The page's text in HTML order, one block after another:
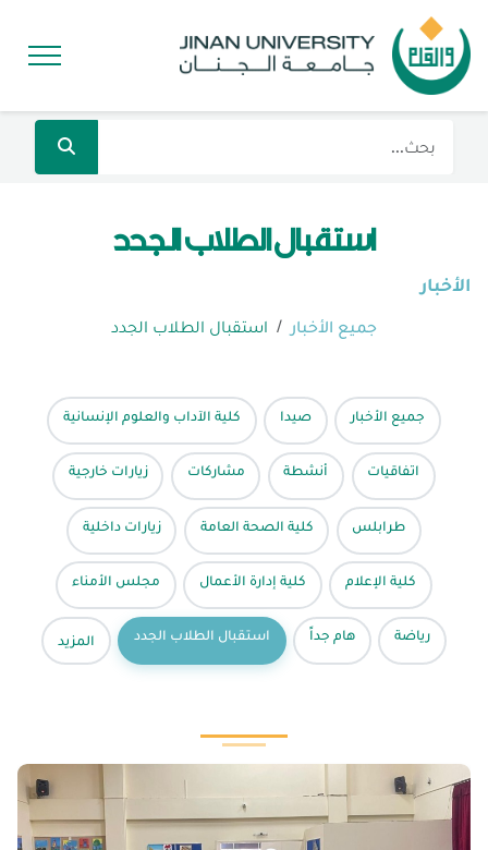
استقبال الطلاب الجدد
الأخبار
جميع الأخبار استقبال الطلاب الجدد
جميع الأخبار صيدا كلية الآداب والعلوم الإنسانية
اتفاقيات أنشطة مشاركات زيارات خارجية
طرابلس كلية الصحة العامة زيارات داخلية
كلية الإعلام كلية إدارة الأعمال مجلس الأمناء
رياضة هام جداً استقبال الطلاب الجدد المزيد